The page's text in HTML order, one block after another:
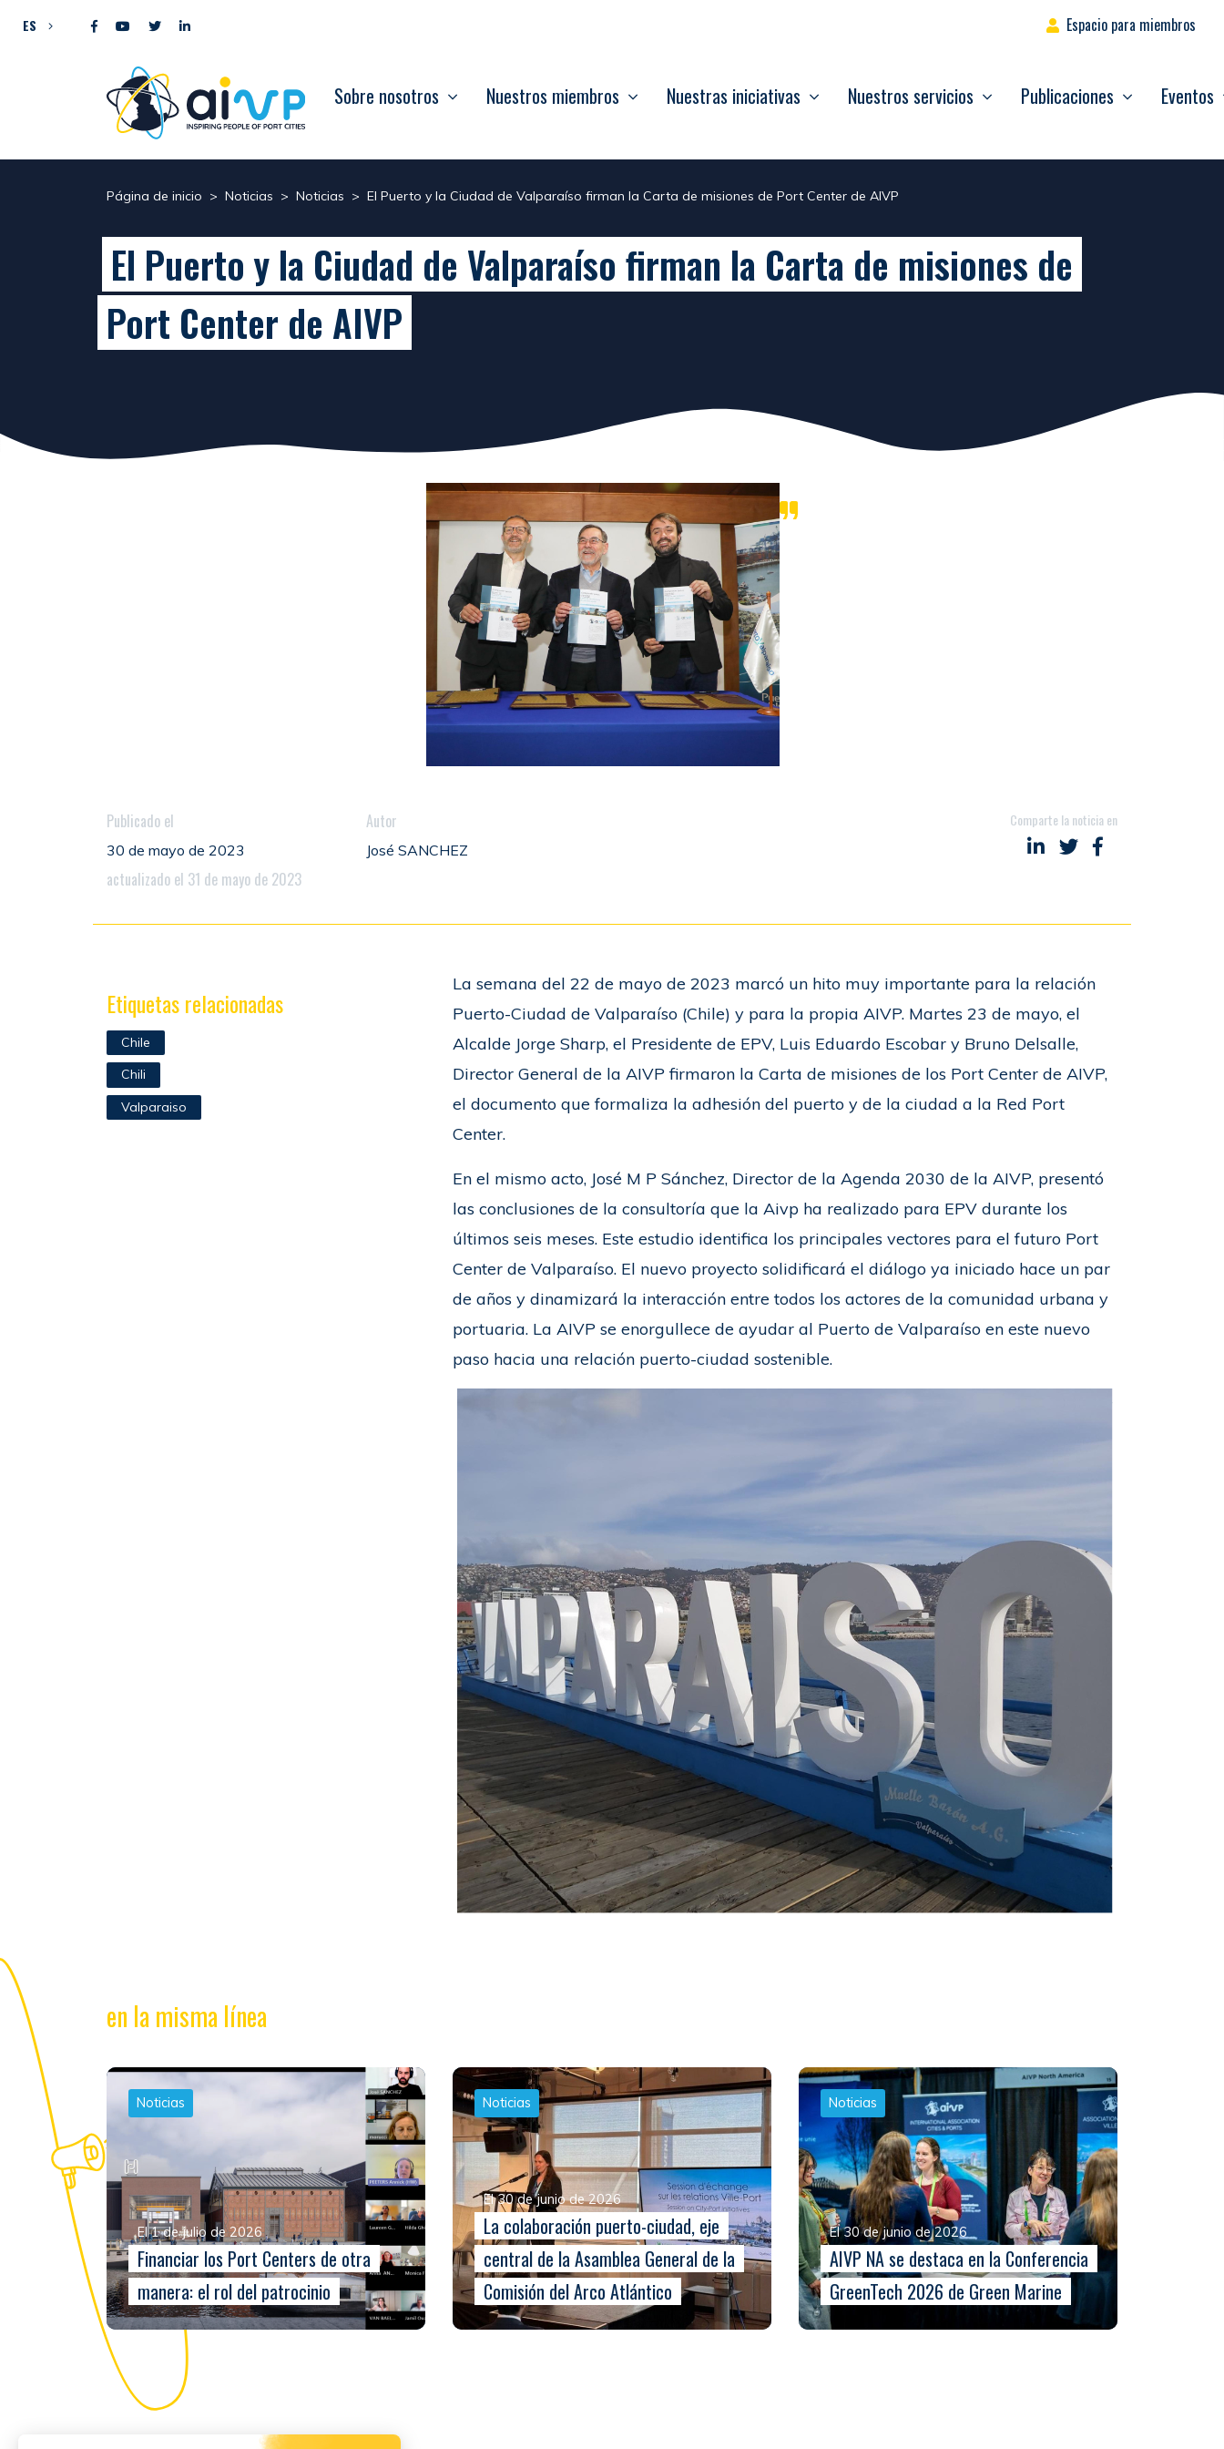
ES Espacio para miembros
Sobre nosotros Nuestros miembros Nuestras iniciativas Nuestros servicios Publicaciones Eventos
Página de inicio > Noticias > Noticias > El Puerto y la Ciudad de Valparaíso firman la Carta de misiones de Port Center de AIVP
El Puerto y la Ciudad de Valparaíso firman la Carta de misiones de
Port Center de AIVP
Publicado el
30 de mayo de 2023
actualizado el 31 de mayo de 2023
Autor
José SANCHEZ
Comparte la noticia en
Compartir en LinkedIn
Compartir en Twitter
Compartir en
La semana del 22 de mayo de 2023 marcó un hito muy importante para la relación
Puerto-Ciudad de Valparaíso (Chile) y para la propia AIVP. Martes 23 de mayo, el
Alcalde Jorge Sharp, el Presidente de EPV, Luis Eduardo Escobar y Bruno Delsalle,
Director General de la AIVP firmaron la Carta de misiones de los Port Center de AIVP,
el documento que formaliza la adhesión del puerto y de la ciudad a la Red Port
Center.
En el mismo acto, José M P Sánchez, Director de la Agenda 2030 de la AIVP, presentó
las conclusiones de la consultoría que la Aivp ha realizado para EPV durante los
últimos seis meses. Este estudio identifica los principales vectores para el futuro Port
Center de Valparaíso. El nuevo proyecto solidificará el diálogo ya iniciado hace un par
de años y dinamizará la interacción entre todos los actores de la comunidad urbana y
portuaria. La AIVP se enorgullece de ayudar al Puerto de Valparaíso en este nuevo
paso hacia una relación puerto-ciudad sostenible.
Etiquetas relacionadas
Chile
Chili
Valparaiso
en la misma línea
Noticias
El 1 de julio de 2026
Financiar los Port Centers de otra
manera: el rol del patrocinio
Noticias
El 30 de junio de 2026
La colaboración puerto-ciudad, eje
central de la Asamblea General de la
Comisión del Arco Atlántico
Noticias
El 30 de junio de 2026
AIVP NA se destaca en la Conferencia
GreenTech 2026 de Green Marine